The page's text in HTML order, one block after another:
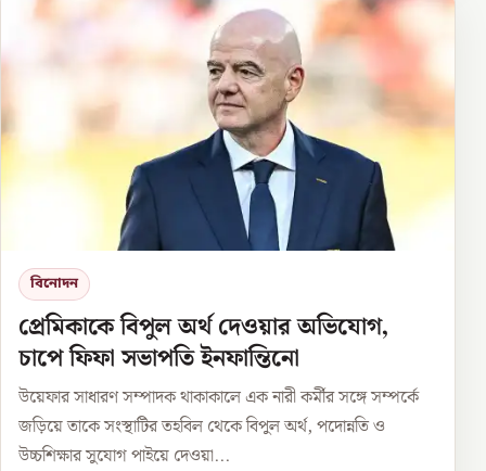
বিনোদন
প্রেমিকাকে বিপুল অর্থ দেওয়ার অভিযোগ,
চাপে ফিফা সভাপতি ইনফান্তিনো
উয়েফার সাধারণ সম্পাদক থাকাকালে এক নারী কর্মীর সঙ্গে সম্পর্কে
জড়িয়ে তাকে সংস্থাটির তহবিল থেকে বিপুল অর্থ, পদোন্নতি ও
উচ্চশিক্ষার সুযোগ পাইয়ে দেওয়া...